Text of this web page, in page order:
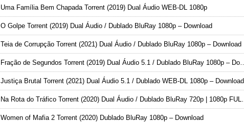
Uma Família Bem Chapada Torrent (2019) Dual Áudio WEB-DL 1080p
O Golpe Torrent (2019) Dual Áudio / Dublado BluRay 1080p – Download
Teia de Corrupção Torrent (2021) Dual Áudio / Dublado BluRay 1080p – Download
Fração de Segundos Torrent (2019) Dual Áudio 5.1 / Dublado BluRay 1080p – Download
Justiça Brutal Torrent (2021) Dual Áudio 5.1 / Dublado WEB-DL 1080p – Download
Na Rota do Tráfico Torrent (2020) Dual Áudio / Dublado BluRay 720p | 1080p FULL HD – Download
Women of Mafia 2 Torrent (2020) Dublado BluRay 1080p – Download